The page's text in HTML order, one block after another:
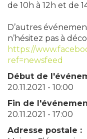
de 10h à 12h et de
D’autres
n’hésitez pas à
https://
ref=newsfeed
Début de
20.11.2021 - 10:00
Fin de
20.11.2021 - 17:00
Adresse postale :